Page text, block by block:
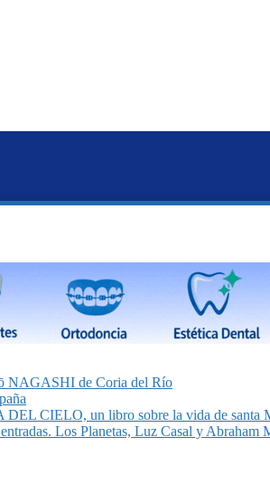
NAGASHI de Coria del Río
CIELO, un libro sobre la vida de santa
Los Planetas, Luz Casal y Abraham